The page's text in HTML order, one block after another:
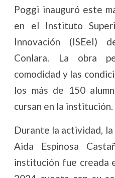
Poggi inauguró este
en el Instituto
Innovación (ISEeI)
Conlara. La obra
comodidad y las
los más de 150
cursan en la institución.
Durante la actividad,
Aida Espinosa
institución fue creada